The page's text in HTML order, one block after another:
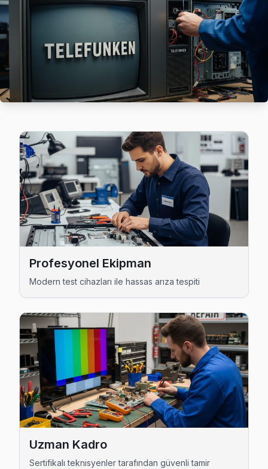
Telefunken Servis Merkezi →
Marmara Telefunken Servis
Beylikdüzü'da Marmara mahallesi için Telefunken TV
Sahil Telefunken Servis
Beylikdüzü TV Servis Merkezi →
Türkoba Telefunken Servis
Telefunken TV HDMI port arızası Türkoba adresine
Türkoba Telefunken Anakart Tamiri →
Yakuplu Telefunken Servis
Beylikdüzü'da Yakuplu mahallesi için Telefunken TV
Yakuplu Telefunken Açılmıyor Arıza →
Beylikdüzü Telefunken TV Servis Hizmet
Beylikdüzü bölgesine kapıya gelen Telefunken TV tamir
Profesyonel Ekipman
Modern test cihazları ile hassas arıza tespiti
Uzman Kadro
Sertifikalı teknisyenler tarafından güvenli tamir